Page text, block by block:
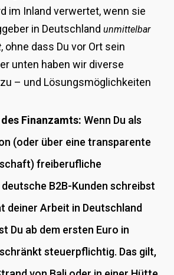
im Inland verwertet, wenn sie
in Deutschland unmittelbar
, ohne dass Du vor Ort sein
unten haben wir diverse
– und Lösungsmöglichkeiten
Finanzamts: Wenn Du als
(oder über eine transparente
freiberufliche
B2B-Kunden schreibst
deiner Arbeit in Deutschland
Du ab dem ersten Euro in
steuerpflichtig. Das gilt,